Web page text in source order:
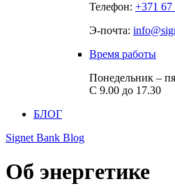
Телефон: +371 67
Э-почта:
Время работы
Понедельник –
С 9.00 до 17.30
БЛОГ
Signet Bank Blog
Об энергетике